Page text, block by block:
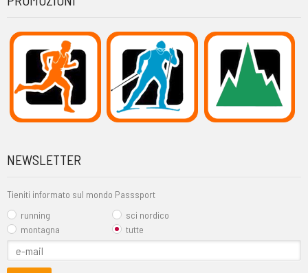
NEWSLETTER
Tieniti informato sul mondo Passsport
running
sci nordico
montagna
tutte